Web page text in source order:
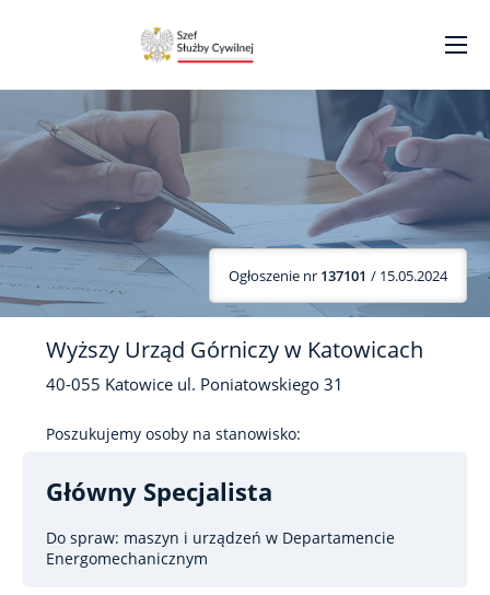
Ogłoszenie nr 137101 / 15.05.2024
Wyższy Urząd Górniczy w Katowicach
40-055 Katowice ul. Poniatowskiego 31
Poszukujemy osoby na stanowisko:
Główny Specjalista
Do spraw: maszyn i urządzeń w Departamencie
Energomechanicznym